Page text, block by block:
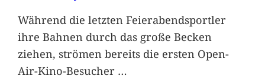
Während die letzten Feierabendsportler
ihre Bahnen durch das große Becken
ziehen, strömen bereits die ersten Open-
Air-Kino-Besucher …